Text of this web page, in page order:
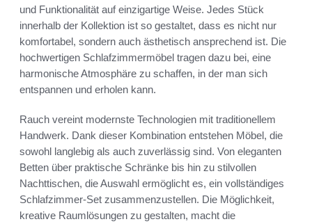
und Funktionalität auf einzigartige Weise. Jedes Stück
innerhalb der Kollektion ist so gestaltet, dass es nicht nur
komfortabel, sondern auch ästhetisch ansprechend ist. Die
hochwertigen Schlafzimmermöbel tragen dazu bei, eine
harmonische Atmosphäre zu schaffen, in der man sich
entspannen und erholen kann.
Rauch vereint modernste Technologien mit traditionellem
Handwerk. Dank dieser Kombination entstehen Möbel, die
sowohl langlebig als auch zuverlässig sind. Von eleganten
Betten über praktische Schränke bis hin zu stilvollen
Nachttischen, die Auswahl ermöglicht es, ein vollständiges
Schlafzimmer-Set zusammenzustellen. Die Möglichkeit,
kreative Raumlösungen zu gestalten, macht die